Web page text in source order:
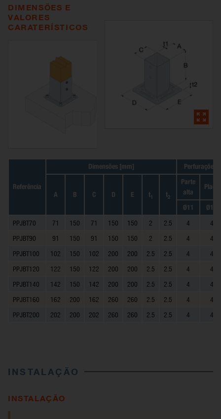
DIMENSÕES E
VALORES
CARATERÍSTICOS
Referência
Dimensões [mm] Perfurações
A B C D E t1 t2
Parte
alta
Placa
Ø11 Ø12
PPJBT70 71 150 71 150 150 2 2.5 4
4
PPJBT90
91 150 91 150 150 2 2.5 4
4
PPJBT100
102 150 102 200 200 2.5 2.5 4
4
PPJBT120
122 150 122 200 200 2.5 2.5 4
4
PPJBT140
142 150 142 200 200 2.5 2.5 4
4
PPJBT160
162 200 162 260 260 2.5 2.5 4
4
PPJBT200
202 200 202 260 260 2.5 2.5 4 4
INSTALAÇÃO
INSTALAÇÃO